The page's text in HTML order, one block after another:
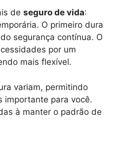
de seguro de vida:
O primeiro dura
segurança contínua. O
por um
mais flexível.
variam, permitindo
importante para você.
à manter o padrão de